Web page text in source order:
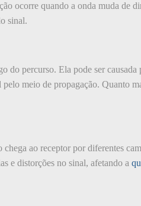
ocorre quando a onda muda de
sinal.
do percurso. Ela pode ser
meio de propagação. Quanto
ao receptor por diferentes
e distorções no sinal, afetando a